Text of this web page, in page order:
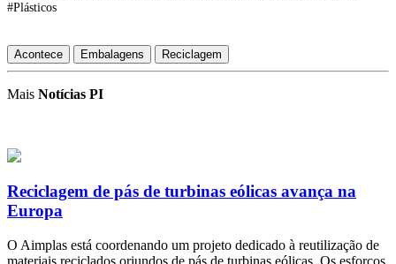
#Plásticos
Acontece Embalagens Reciclagem
Mais Notícias PI
Reciclagem de pás de turbinas eólicas avança na
Europa
O Aimplas está coordenando um projeto dedicado à reutilização de